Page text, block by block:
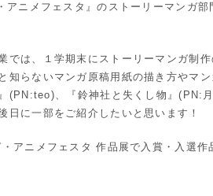
アニメフェスタ』のストーリーマンガ
では、１学期末にストーリーマンガ制
知らないマンガ原稿用紙の描き方やマ
(PN:teo)、『鈴神社と失くし物』(PN:
日に一部をご紹介したいと思います！
アニメフェスタ 作品展で入賞・入選